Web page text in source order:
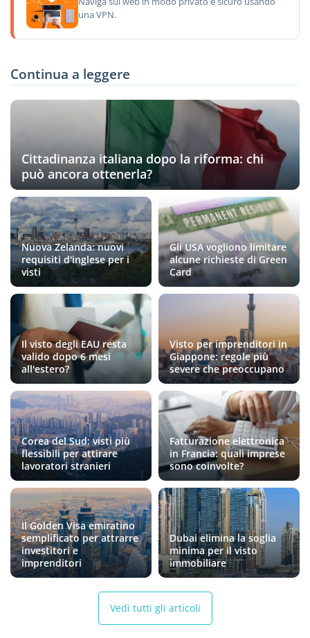
una VPN.
Continua a leggere
Cittadinanza italiana dopo la riforma: chi
può ancora ottenerla?
Nuova Zelanda: nuovi
requisiti d'inglese per i
visti
Gli USA vogliono limitare
alcune richieste di Green
Card
Il visto degli EAU resta
valido dopo 6 mesi
all'estero?
Visto per imprenditori in
Giappone: regole più
severe che preoccupano
Corea del Sud: visti più
flessibili per attirare
lavoratori stranieri
Fatturazione elettronica
in Francia: quali imprese
sono coinvolte?
Il Golden Visa emiratino
semplificato per attrarre
investitori e
imprenditori
Dubai elimina la soglia
minima per il visto
immobiliare
Vedi tutti gli articoli